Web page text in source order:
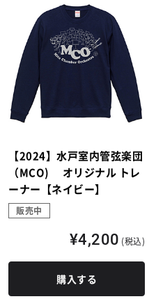
【2024】水戸室内管弦楽団
（MCO) オリジナル トレ
ーナー【ネイビー】
販売中
¥4,200 (税込)
購入する